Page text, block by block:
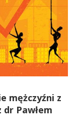
mężczyźni z
dr Pawłem